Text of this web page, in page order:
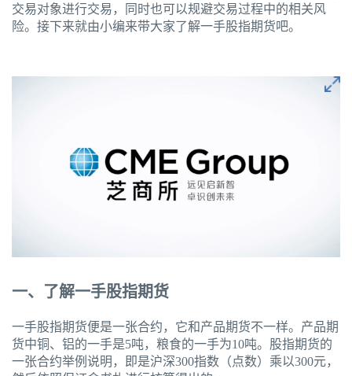
交易对象进行交易，同时也可以规避交易过程中的相关风
险。接下来就由小编来带大家了解一手股指期货吧。
一、了解一手股指期货
一手股指期货便是一张合约，它和产品期货不一样。产品期
货中铜、铝的一手是5吨，粮食的一手为10吨。股指期货的
一张合约举例说明，即是沪深300指数（点数）乘以300元，